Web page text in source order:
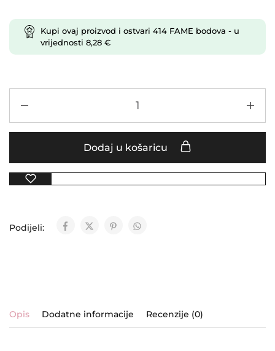
Kupi ovaj proizvod i ostvari 414 FAME bodova - u
vrijednosti 8,28 €
Dodaj u košaricu
Podijeli:
Opis Dodatne informacije Recenzije (0)